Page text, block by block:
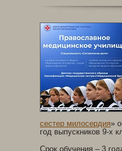
сестер милосердия»
год выпускников 9-х
Срок обучения – 3